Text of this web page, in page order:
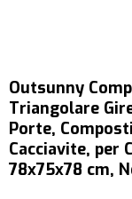
Outsunny
Triangolare
Porte,
Cacciavite, per
78x75x78 cm,